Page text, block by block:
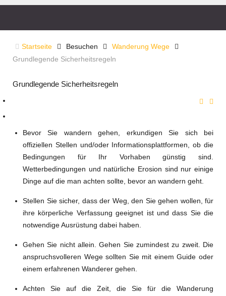
Startseite Besuchen
Wanderung Wege
Grundlegende Sicherheitsregeln
Grundlegende Sicherheitsregeln
Bevor Sie wandern gehen, erkundigen Sie sich bei
offiziellen Stellen und/oder Informationsplattformen, ob die
Bedingungen für Ihr Vorhaben günstig sind.
Wetterbedingungen und natürliche Erosion sind nur einige
Dinge auf die man achten sollte, bevor an wandern geht.
Stellen Sie sicher, dass der Weg, den Sie gehen wollen, für
ihre körperliche Verfassung geeignet ist und dass Sie die
notwendige Ausrüstung dabei haben.
Gehen Sie nicht allein. Gehen Sie zumindest zu zweit. Die
anspruchsvolleren Wege sollten Sie mit einem Guide oder
einem erfahrenen Wanderer gehen.
Achten Sie auf die Zeit, die Sie für die Wanderung